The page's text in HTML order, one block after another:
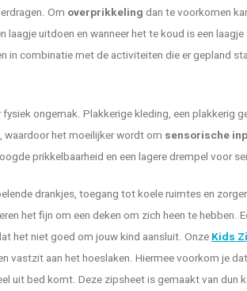
Om overprikkeling dan te voorkomen
uitdoen en wanneer het te koud is een
in combinatie met de activiteiten die er gepland
ongemak. Plakkerige kleding, een plakkerig
waardoor het moeilijker wordt om sensorische
prikkelbaarheid en een lagere drempel voor
drankjes, toegang tot koele ruimtes en
het fijn om een deken om zich heen te hebben.
het niet goed om jouw kind aansluit. Onze Kids
vastzit aan het hoeslaken. Hiermee voorkom je
uit bed komt. Deze zipsheet is gemaakt van dun